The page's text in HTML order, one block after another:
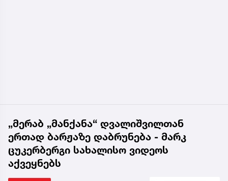
„მერაბ „მანქანა“ დვალიშვილთან
ერთად ბარჟაზე დაბრუნება - მარკ
ცუკერბერგი სახალისო ვიდეოს
აქვეყნებს